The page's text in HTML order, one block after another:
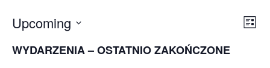
List
Upcoming
datę.
WYDARZENIA – OSTATNIO ZAKOŃCZONE